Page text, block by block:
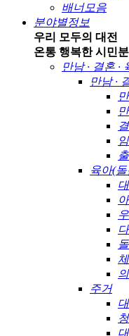
배너모음
분야별정보
우리 모두의 대전
온통 행복한 시민
만남 · 결혼 ·
만남 ·
육아(
주거